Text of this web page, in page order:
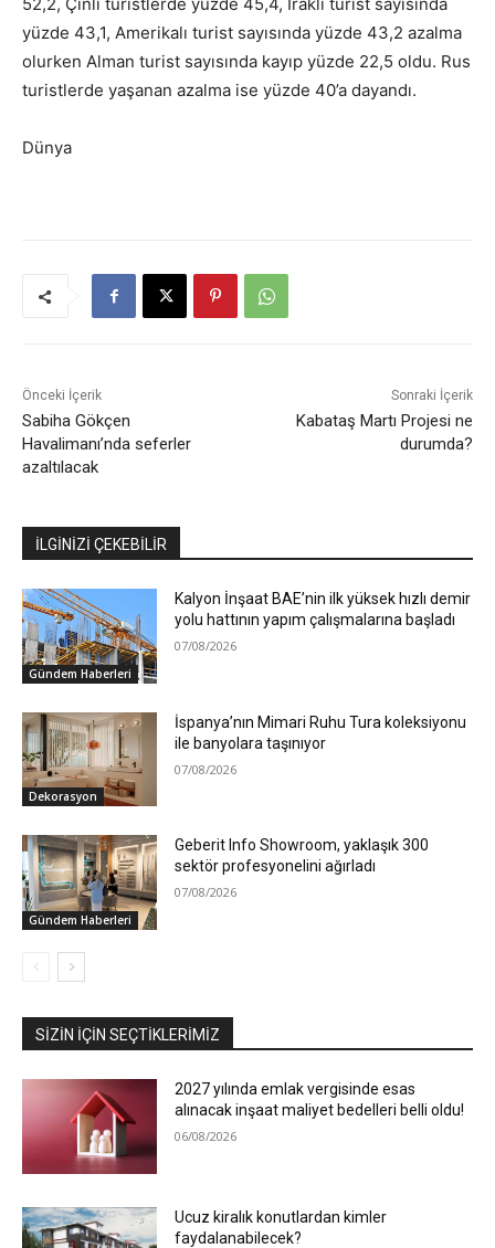
yüzde 43,1, Amerikalı turist sayısında yüzde 43,2 azalma
olurken Alman turist sayısında kayıp yüzde 22,5 oldu. Rus
turistlerde yaşanan azalma ise yüzde 40’a dayandı.
Dünya
Önceki İçerik
Sabiha Gökçen
Havalimanı’nda seferler
azaltılacak
Sonraki İçerik
Kabataş Martı Projesi ne
durumda?
İLGİNİZİ ÇEKEBİLİR
Gündem Haberleri
Kalyon İnşaat BAE’nin ilk yüksek hızlı demir
yolu hattının yapım çalışmalarına başladı
07/08/2026
Dekorasyon
İspanya’nın Mimari Ruhu Tura koleksiyonu
ile banyolara taşınıyor
07/08/2026
Gündem Haberleri
Geberit Info Showroom, yaklaşık 300
sektör profesyonelini ağırladı
07/08/2026
SIZIN İÇIN SEÇTIKLERIMIZ
2027 yılında emlak vergisinde esas
alınacak inşaat maliyet bedelleri belli oldu!
06/08/2026
Ucuz kiralık konutlardan kimler
faydalanabilecek?